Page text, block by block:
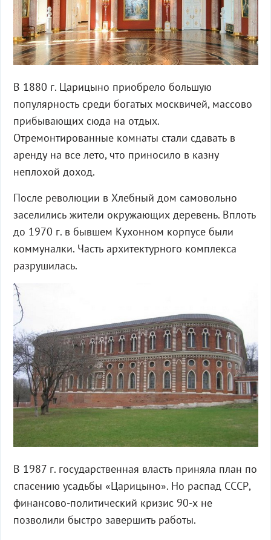
В 1880 г. Царицыно приобрело большую
популярность среди богатых москвичей, массово
прибывающих сюда на отдых.
Отремонтированные комнаты стали сдавать в
аренду на все лето, что приносило в казну
неплохой доход.
После революции в Хлебный дом самовольно
заселились жители окружающих деревень. Вплоть
до 1970 г. в бывшем Кухонном корпусе были
коммуналки. Часть архитектурного комплекса
разрушилась.
В 1987 г. государственная власть приняла план по
спасению усадьбы «Царицыно». Но распад СССР,
финансово-политический кризис 90-х не
позволили быстро завершить работы.